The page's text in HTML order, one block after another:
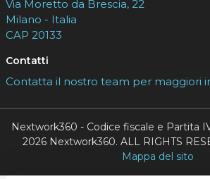
Via Moretto da Brescia, 22
Milano - Italia
CAP 20133
Contatti
Contatta il nostro team per maggiori
Nextwork360 - Codice fiscale e Partita
2026 Nextwork360. ALL RIGHTS
Mappa del sito